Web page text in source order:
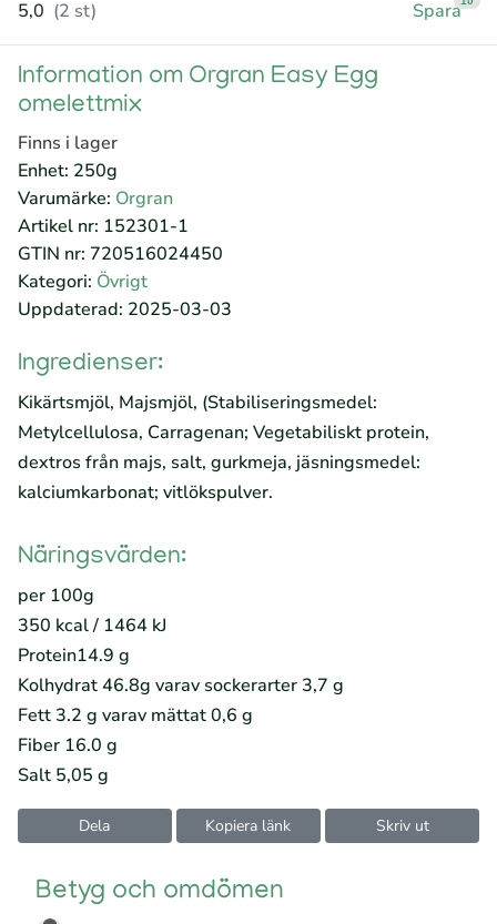
5,0 (2 st) Spara
Information om Orgran Easy Egg
omelettmix
Finns i lager
Enhet: 250g
Varumärke: Orgran
Artikel nr: 152301-1
GTIN nr: 720516024450
Kategori: Övrigt
Uppdaterad: 2025-03-03
Ingredienser:
Kikärtsmjöl, Majsmjöl, (Stabiliseringsmedel:
Metylcellulosa, Carragenan; Vegetabiliskt protein,
dextros från majs, salt, gurkmeja, jäsningsmedel:
kalciumkarbonat; vitlökspulver.
Näringsvärden:
per 100g
350 kcal / 1464 kJ
Protein14.9 g
Kolhydrat 46.8g varav sockerarter 3,7 g
Fett 3.2 g varav mättat 0,6 g
Fiber 16.0 g
Salt 5,05 g
Dela Kopiera länk Skriv ut
Betyg och omdömen